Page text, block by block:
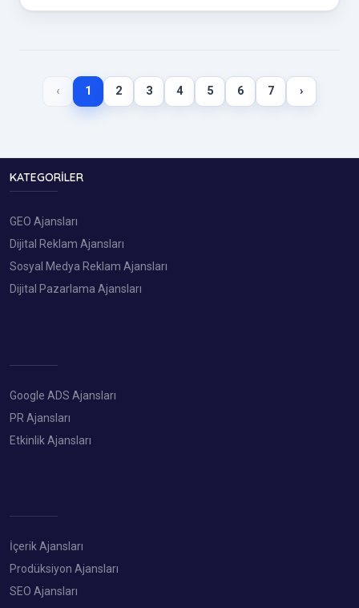
‹ 1 2 3 4 5 6 7 ›
KATEGORILER
GEO Ajansları
Dijital Reklam Ajansları
Sosyal Medya Reklam Ajansları
Dijital Pazarlama Ajansları
Google ADS Ajansları
PR Ajansları
Etkinlik Ajansları
İçerik Ajansları
Prodüksiyon Ajansları
SEO Ajansları